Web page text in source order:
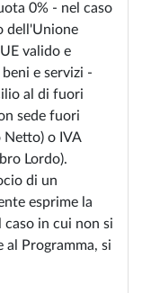
0% - nel caso
dell'Unione
valido e
e servizi -
al di fuori
sede fuori
Netto) o IVA
Lordo).
di un
esprime la
caso in cui non si
al Programma, si